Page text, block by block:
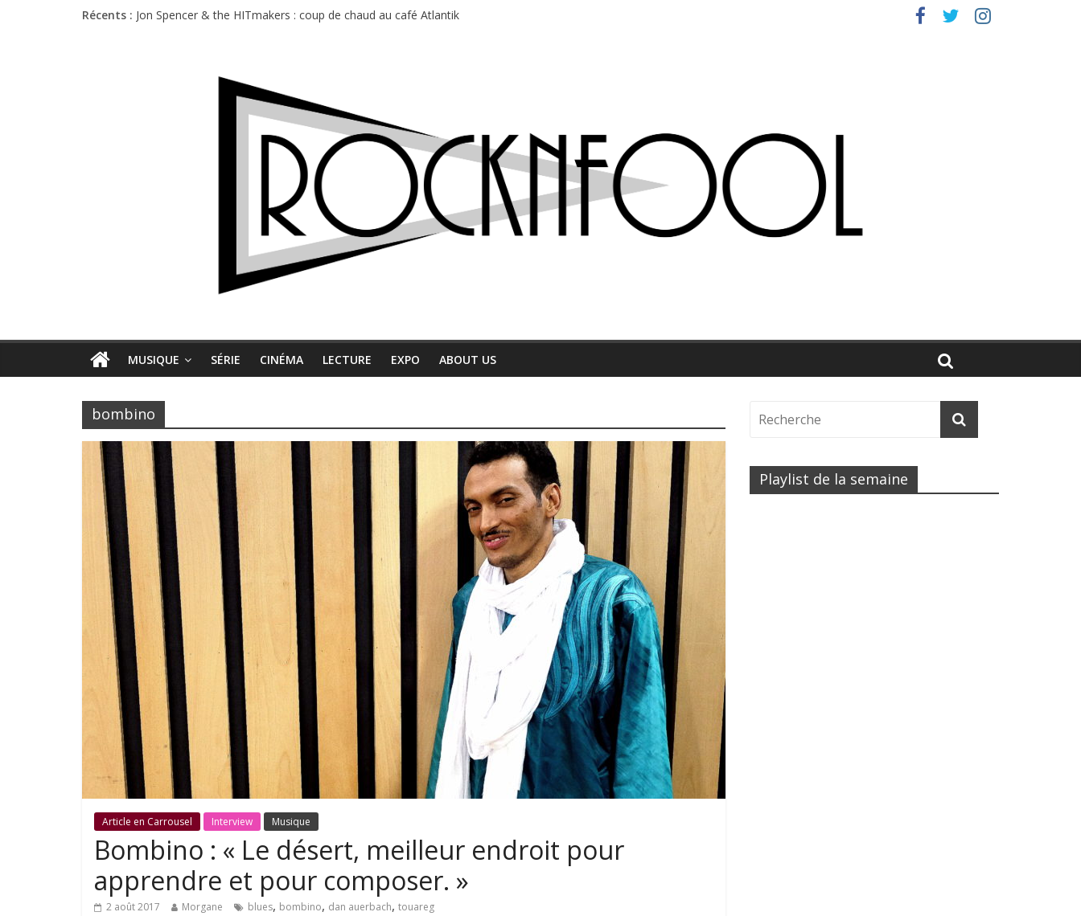
Récents : Jon Spencer & the HITmakers : coup de chaud au café Atlantik
Charlie Puth à l’Olympia : la leçon de pop du Professeur Puth
MUSIQUE SÉRIE CINÉMA LECTURE EXPO ABOUT US
bombino
Article en Carrousel Interview Musique
Bombino : « Le désert, meilleur endroit pour
apprendre et pour composer. »
2 août 2017 Morgane blues, bombino, dan auerbach, touareg
Playlist de la semaine